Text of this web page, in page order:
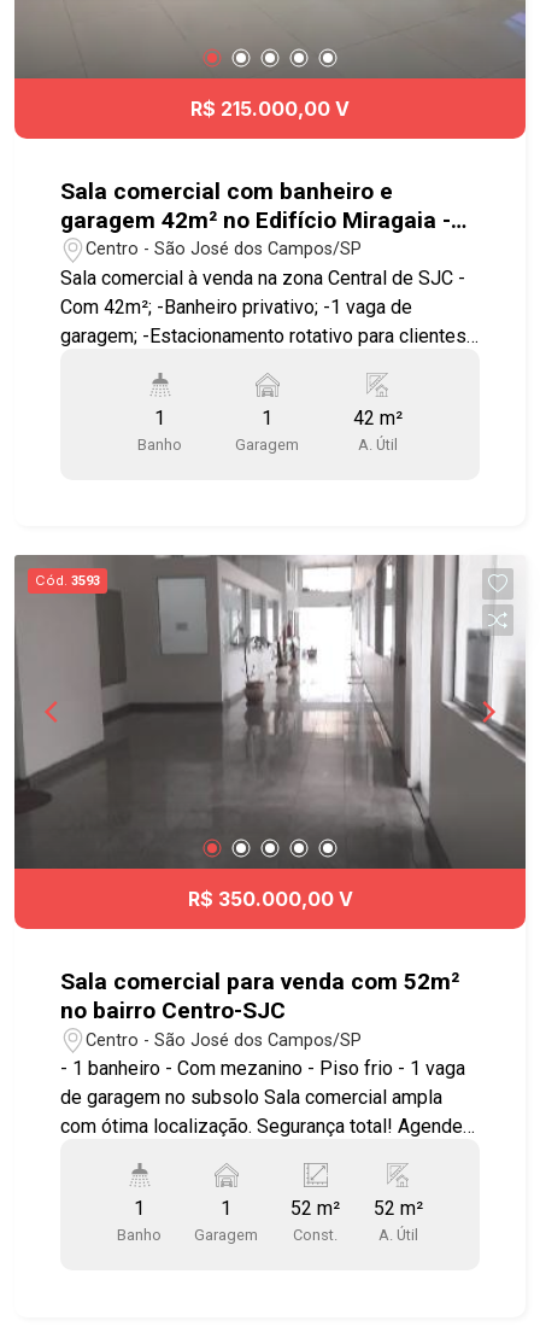
R$ 215.000,00 V
Sala comercial com banheiro e
garagem 42m² no Edifício Miragaia -
Centro
Centro - São José dos Campos/SP
Sala comercial à venda na zona Central de SJC -
Com 42m²; -Banheiro privativo; -1 vaga de
garagem; -Estacionamento rotativo para clientes.
ao lado da Clínica IOV e Hospital de Olhos,
próximo do Policlin, Santa Casa, Clinica São José,
Hospital Ortho, Hospital Vivalle, todo tipo de
imponência que seu negócio merece. Agende já
sua visita!! #imobiliaria #geraçãoimóveis
#salacomercial #venda #Centro #SJC
1
Banho
1
Garagem
42 m²
A. Útil
Cód. 3593
R$ 350.000,00 V
Sala comercial para venda com 52m²
no bairro Centro-SJC
Centro - São José dos Campos/SP
- 1 banheiro - Com mezanino - Piso frio - 1 vaga
de garagem no subsolo Sala comercial ampla
com ótima localização. Segurança total! Agende
#centrosjc #salacomercial
1
Banho
1
Garagem
52 m²
Const.
52 m²
A. Útil